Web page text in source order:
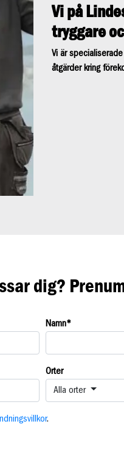
Vi på
tryggare
Vi är
åtgärder kring
dig?
Namn*
Orter
Alla orter
.